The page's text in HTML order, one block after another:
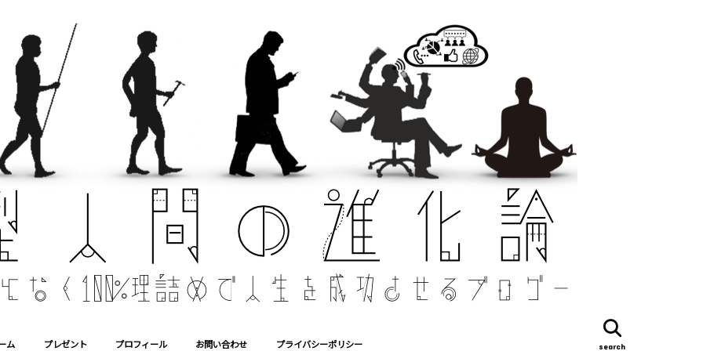
search
ム プレゼント プロフィール お問い合わせ プライバシーポリシー